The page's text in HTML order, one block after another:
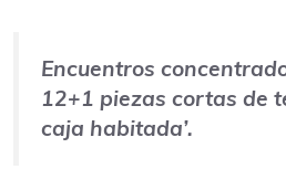
Encuentros
12+1 piezas cortas de
caja habitada’.